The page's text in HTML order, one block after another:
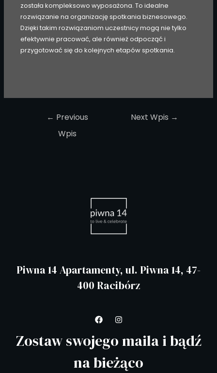
została kompleksowo wyposażona. To idealne
rozwiązanie na organizację spotkania biznesowego.
Dzięki takim rozwiązaniom uczestnicy mogą nie tylko
efektywnie pracować, ale również odpocząć i
przygotować się do kolejnych etapów spotkania.
← Previous
Wpis
Next Wpis →
Piwna 14 Apartamenty, ul. Piwna 14, 47-
400 Racibórz
Zostaw swojego maila i bądź
na bieżąco